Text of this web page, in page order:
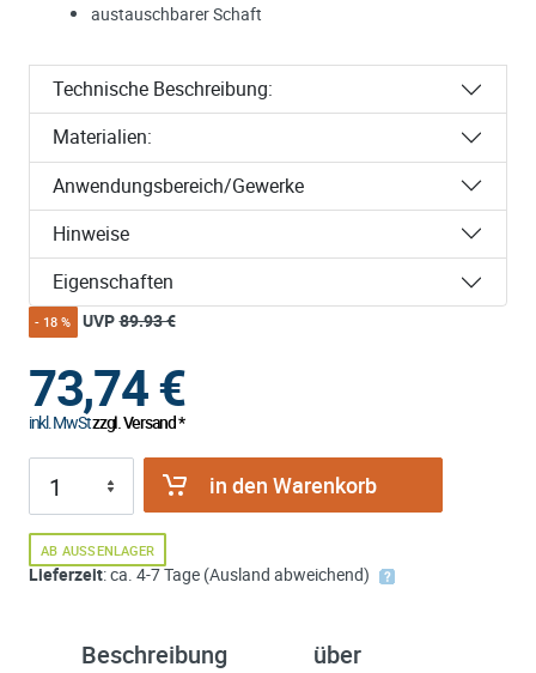
austauschbarer Schaft
Technische Beschreibung:
Materialien:
Anwendungsbereich/Gewerke
Hinweise
Eigenschaften
- 18 % UVP 89.93 €
73,74€
inkl. MwStzzgl. Versand *
in den Warenkorb
AB AUSSENLAGER
Lieferzeit: ca. 4-7 Tage (Ausland abweichend)
Beschreibung
über